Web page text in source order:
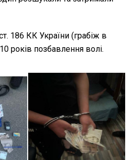
186 КК України (грабіж в
років позбавлення волі.